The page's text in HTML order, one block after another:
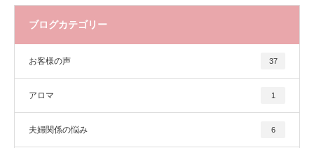
ブログカテゴリー
お客様の声 37
アロマ 1
夫婦関係の悩み 6